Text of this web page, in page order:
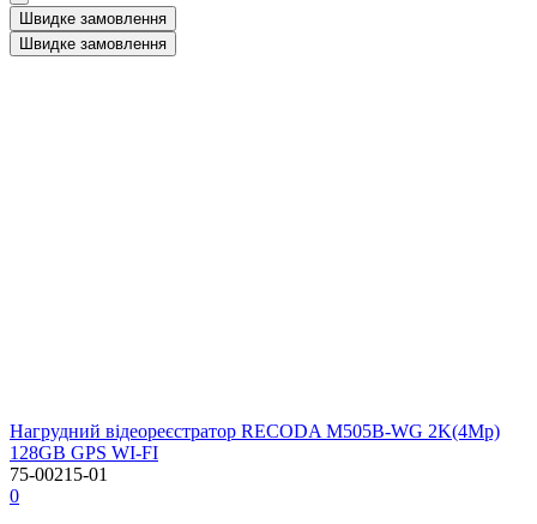
Швидке замовлення
Швидке замовлення
Нагрудний відеореєстратор RECODA M505B-WG 2K(4Mp)
128GB GPS WI-FI
75-00215-01
0